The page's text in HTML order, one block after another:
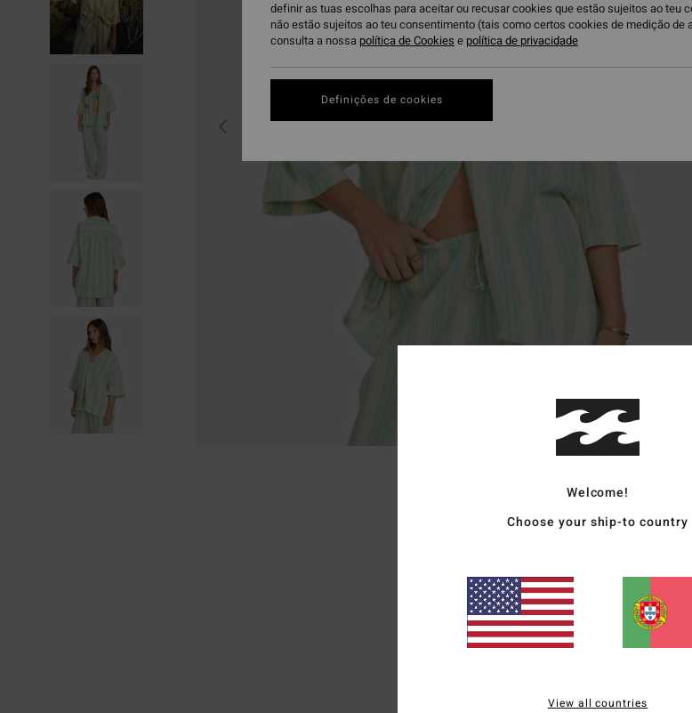
Welcome!
Choose your ship-to country
View all countries
definir as tuas escolhas para aceitar ou recusar cookies que estão sujeitos ao teu
não estão sujeitos ao teu consentimento (tais como certos cookies de medição de
consulta a nossa política de Cookies e política de privacidade
Definições de cookies